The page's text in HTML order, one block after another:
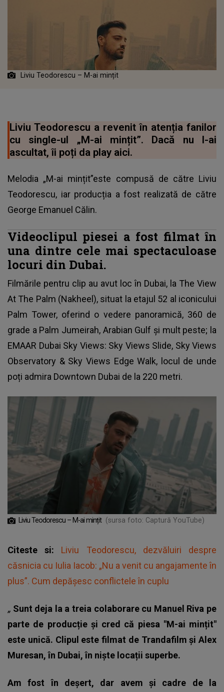
Liviu Teodorescu – M-ai mințit
Liviu Teodorescu a revenit în atenția fanilor
cu single-ul „M-ai mințit”. Dacă nu l-ai
ascultat, îi poți da play aici.
Melodia „M-ai mințit”este compusă de către Liviu
Teodorescu, iar producția a fost realizată de către
George Emanuel Călin.
Videoclipul piesei a fost filmat în
una dintre cele mai spectaculoase
locuri din Dubai.
Filmările pentru clip au avut loc în Dubai, la The View
At The Palm (Nakheel), situat la etajul 52 al iconicului
Palm Tower, oferind o vedere panoramică, 360 de
grade a Palm Jumeirah, Arabian Gulf și mult peste; la
EMAAR Dubai Sky Views: Sky Views Slide, Sky Views
Observatory & Sky Views Edge Walk, locul de unde
poți admira Downtown Dubai de la 220 metri.
Liviu Teodorescu – M-ai mințit (sursa foto: Captură YouTube)
Citeste si: Liviu Teodorescu, dezvăluiri despre
căsnicia cu Iulia Iacob: „Nu a venit cu angajamente în
plus”. Cum depășesc conflictele în cuplu
„ Sunt deja la a treia colaborare cu Manuel Riva pe
parte de producție și cred că piesa "M-ai mințit"
este unică. Clipul este filmat de Trandafilm și Alex
Muresan, în Dubai, în niște locații superbe.
Am fost în deșert, dar avem și cadre de la